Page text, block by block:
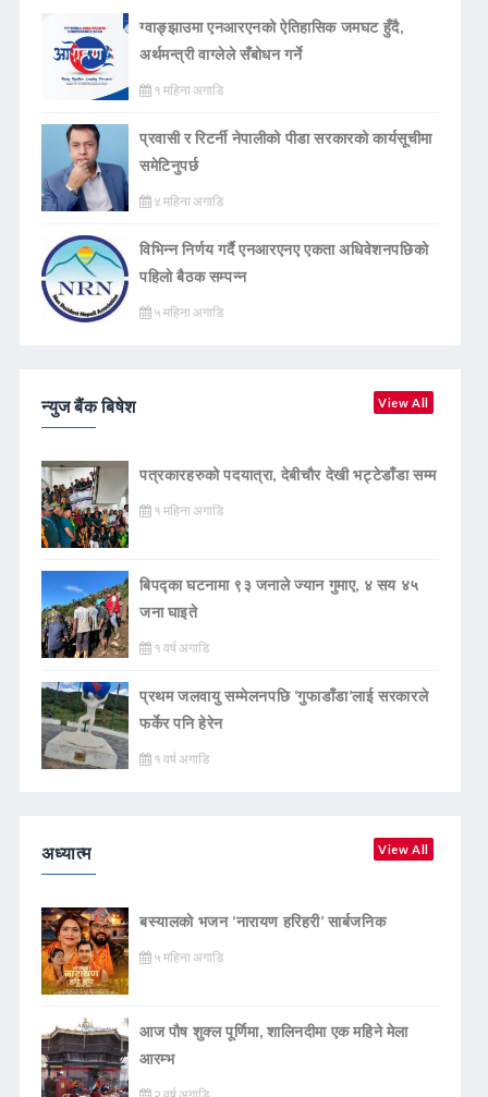
ग्वाङ्झाउमा एनआरएनको ऐतिहासिक जमघट हुँदै,
अर्थमन्त्री वाग्लेले सँबोधन गर्ने
१ महिना अगाडि
प्रवासी र रिटर्नी नेपालीको पीडा सरकारको कार्यसूचीमा
समेटिनुपर्छ
४ महिना अगाडि
विभिन्न निर्णय गर्दै एनआरएनए एकता अधिवेशनपछिको
पहिलो बैठक सम्पन्न
५ महिना अगाडि
न्युज बैंक बिषेश View All
पत्रकारहरुको पदयात्रा, देबीचौर देखी भट्टेडाँडा सम्म
१ महिना अगाडि
बिपद्का घटनामा ९३ जनाले ज्यान गुमाए, ४ सय ४५
जना घाइते
१ वर्ष अगाडि
प्रथम जलवायु सम्मेलनपछि ‘गुफाडाँडा’लाई सरकारले
फर्केर पनि हेरेन
१ वर्ष अगाडि
अध्यात्म View All
बस्यालको भजन ‘नारायण हरिहरी’ सार्बजनिक
५ महिना अगाडि
आज पौष शुक्ल पूर्णिमा, शालिनदीमा एक महिने मेला
आरम्भ